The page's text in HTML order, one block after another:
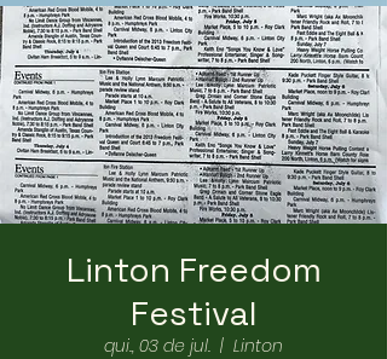
Linton Freedom
Festival
qui., 03 de jul.
  |
Linton